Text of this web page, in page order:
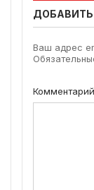
Ваш адрес
Комментарий